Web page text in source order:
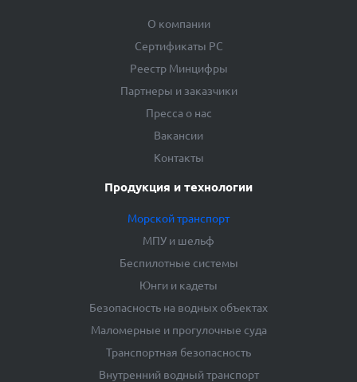
О компании
Сертификаты РС
Реестр Минцифры
Партнеры и заказчики
Пресса о нас
Вакансии
Контакты
Продукция и технологии
Морской транспорт
МПУ и шельф
Беспилотные системы
Юнги и кадеты
Безопасность на водных объектах
Маломерные и прогулочные суда
Транспортная безопасность
Внутренний водный транспорт